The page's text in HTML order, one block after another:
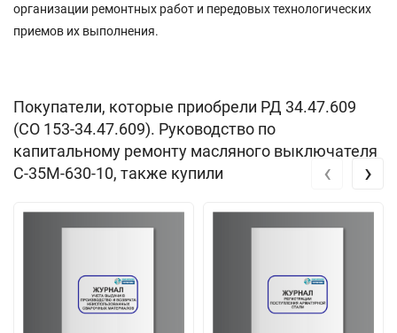
организации ремонтных работ и передовых технологических
приемов их выполнения.
Покупатели, которые приобрели РД 34.47.609
(СО 153-34.47.609). Руководство по
капитальному ремонту масляного выключателя
С-35М-630-10, также купили
‹ ›